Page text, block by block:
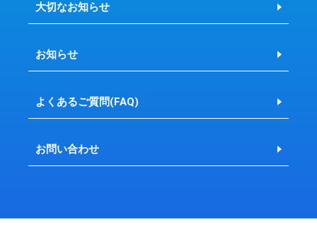
大切なお知らせ
お知らせ
よくあるご質問(FAQ)
お問い合わせ